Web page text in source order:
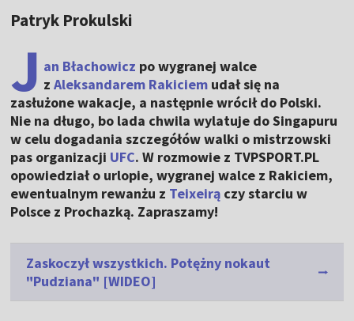
Patryk Prokulski
J an Błachowicz po wygranej walce
zAleksandarem Rakiciem udał się na
zasłużone wakacje, a następnie wrócił do Polski.
Nie na długo, bo lada chwila wylatuje do Singapuru
w celu dogadania szczegółów walki o mistrzowski
pas organizacji UFC. W rozmowie z TVPSPORT.PL
opowiedział o urlopie, wygranej walce z Rakiciem,
ewentualnym rewanżu z Teixeirą czy starciu w
Polsce z Prochazką. Zapraszamy!
Zaskoczył wszystkich. Potężny nokaut
"Pudziana" [WIDEO]